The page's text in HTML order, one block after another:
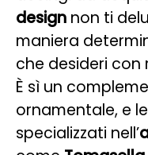
design non ti
maniera
che desideri
È sì un
ornamentale, e
specializzati nell’